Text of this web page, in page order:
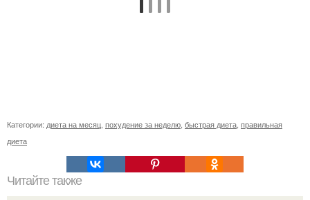
Категории: диета на месяц похудение за неделю быстрая диета правильная
диета
Читайте также